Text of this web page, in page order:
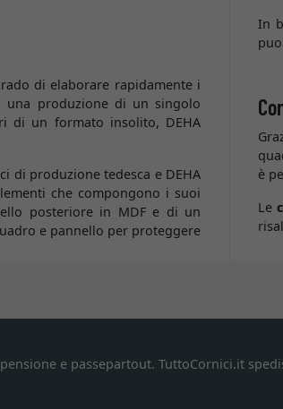
di elaborare rapidamente i
una produzione di un singolo
di un formato insolito, DEHA
di produzione tedesca e DEHA
che compongono i suoi
posteriore in MDF e di un
e pannello per proteggere
In
è
Le
e passepartout. TuttoCornici.it